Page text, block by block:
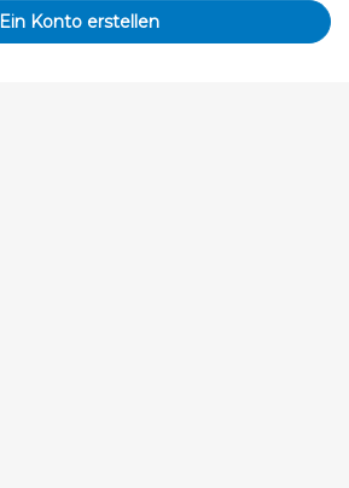
Ein Konto erstellen